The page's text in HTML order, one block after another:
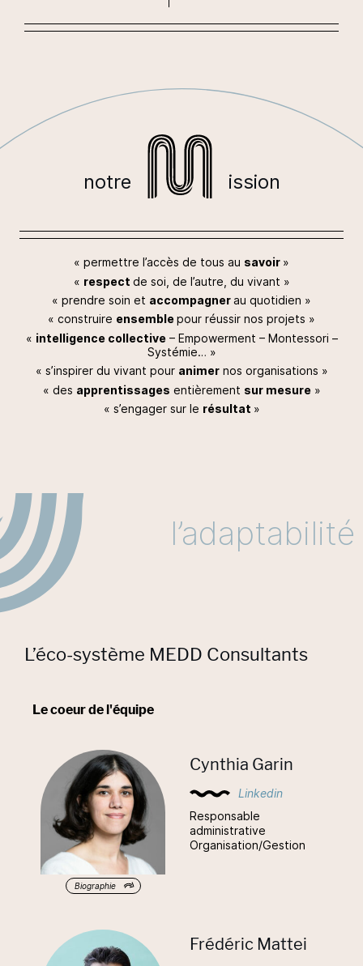
notre ission
« permettre l’accès de tous au savoir »
« respect de soi, de l’autre, du vivant »
« prendre soin et accompagnerau quotidien »
« construire ensemblepour réussir nos projets »
« intelligence collective– Empowerment – Montessori –
Systémie… »
« s’inspirer du vivant pour animernos organisations »
« des apprentissages entièrement sur mesure»
« s’engager sur le résultat »
l’adaptabilité
L’éco-système MEDD Consultants
Le coeur de l'équipe
Biographie
Cynthia Garin
Linkedin
Responsable
administrative
Organisation/Gestion
Frédéric Mattei